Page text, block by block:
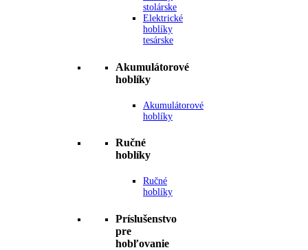
stolárske
Elektrické
hoblíky
tesárske
Akumulátorové
hoblíky
Akumulátorové
hoblíky
Ručné
hoblíky
Ručné
hoblíky
Príslušenstvo
pre
hobľovanie